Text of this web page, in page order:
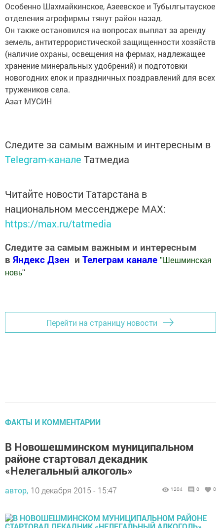
Особенно Шахмайкинское, Азеевское и Тубылгытауское
отделения агрофирмы тянут район назад.
Он также остановился на вопросах выплат за аренду
земель, антитеррористической защищенности хозяйств
(наличие охраны, освещения на фермах, надлежащее
хранение минеральных удобрений) и подготовки
новогодних елок и праздничных поздравлений для всех
тружеников села.
Азат МУСИН
Следите за самым важным и интересным в
Telegram-канале Татмедиа
Читайте новости Татарстана в
национальном мессенджере MАХ:
https://max.ru/tatmedia
Следите за самым важным и интересным
в Яндекс Дзен и Телеграм канале " Шешминская
новь"
Перейти на страницу новости
ФАКТЫ И КОММЕНТАРИИ
В Новошешминском муниципальном
районе стартовал декадник
«Нелегальный алкоголь»
автор, 10 декабря 2015 - 15:47 1204 0 0